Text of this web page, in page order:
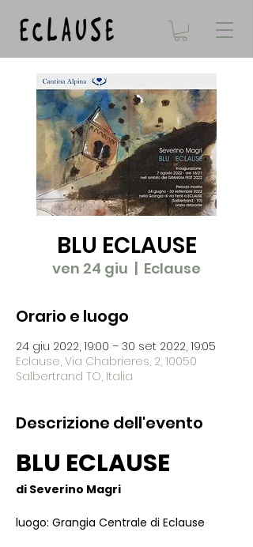
BLU ECLAUSE
ven 24 giu
  |
Eclause
Orario e luogo
24 giu 2022, 19:00 – 30 set 2022, 19:05
Eclause, Via Chabrieres, 2, 10050
Salbertrand TO, Italia
Descrizione dell'evento
BLU ECLAUSE
di Severino Magri
luogo: Grangia Centrale di Eclause